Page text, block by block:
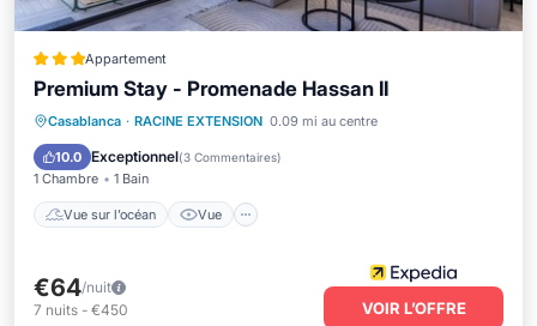
Appartement
Premium Stay - Promenade Hassan II
Casablanca · RACINE EXTENSION 0.09 mi au centre
10.0 Exceptionnel(3 Commentaires)
1 Chambre 1 Bain
Vue sur l’océan Vue
Vue sur l’océan Vue
Cuisine
Climatisation
€64/nuit
7 nuits - €450 VOIR L’OFFRE